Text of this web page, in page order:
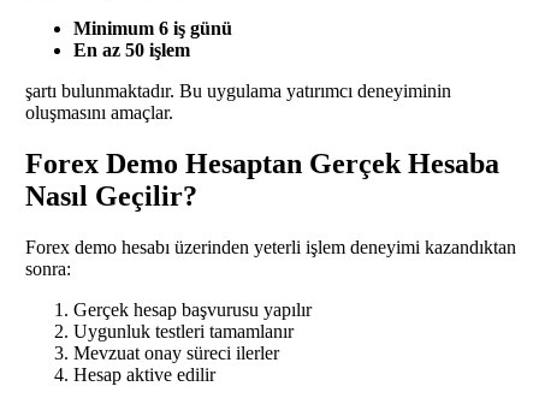
Minimum 6 iş günü
En az 50 işlem
şartı bulunmaktadır. Bu uygulama yatırımcı deneyiminin
oluşmasını amaçlar.
Forex Demo Hesaptan Gerçek Hesaba
Nasıl Geçilir?
Forex demo hesabı üzerinden yeterli işlem deneyimi kazandıktan
sonra:
Gerçek hesap başvurusu yapılır
Uygunluk testleri tamamlanır
Mevzuat onay süreci ilerler
Hesap aktive edilir